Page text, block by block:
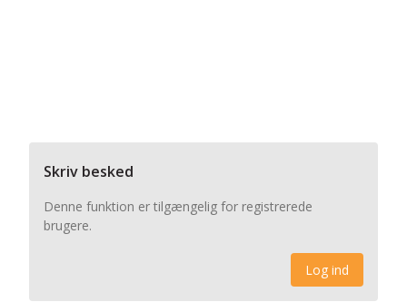
Skriv besked
Denne funktion er tilgængelig for registrerede
brugere.
Log ind